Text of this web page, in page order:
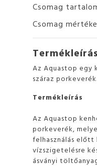
Csomag
Csomag
Termékleírás
Az Aquastop egy
száraz porkeverék.
Termékleírás
Az Aquastop
porkeverék,
felhasználás előtt
vízszigetelésre
ásványi